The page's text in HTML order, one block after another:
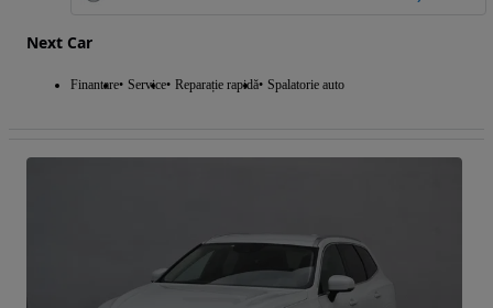
Next Car
Finantare Service Reparație rapidă Spalatorie auto